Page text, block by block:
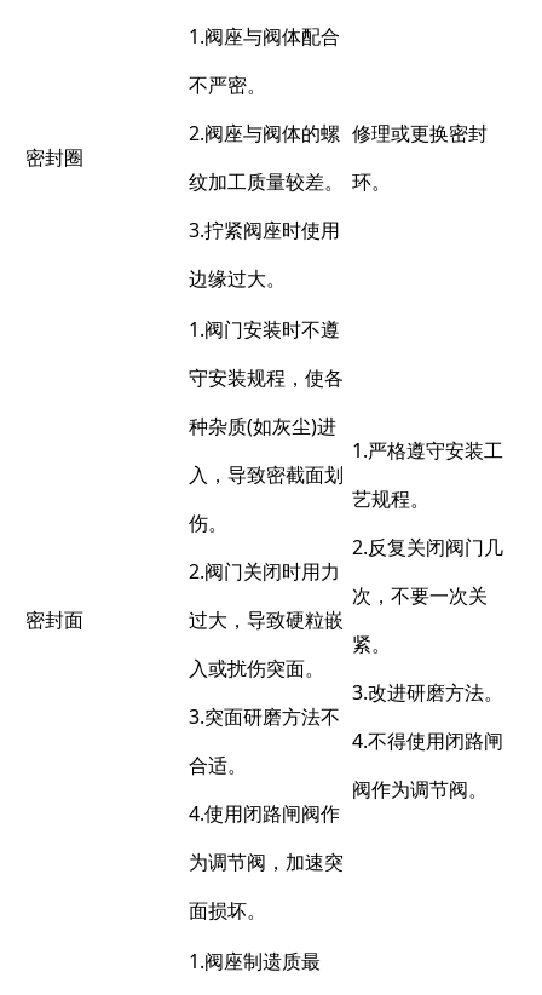
密封圈
1.阀座与阀体配合
不严密。
2.阀座与阀体的螺
纹加工质量较差。
3.拧紧阀座时使用
边缘过大。
修理或更换密封
环。
密封面
1.阀门安装时不遵
守安装规程，使各
种杂质(如灰尘)进
入，导致密截面划
伤。
2.阀门关闭时用力
过大，导致硬粒嵌
入或扰伤突面。
3.突面研磨方法不
合适。
4.使用闭路闸阀作
为调节阀，加速突
面损坏。
1.严格遵守安装工
艺规程。
2.反复关闭阀门几
次，不要一次关
紧。
3.改进研磨方法。
4.不得使用闭路闸
阀作为调节阀。
1.阀座制遗质最